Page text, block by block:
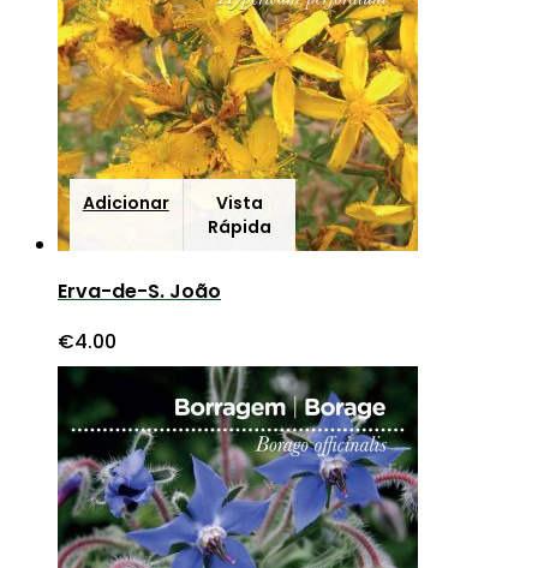
Adicionar
Vista
Rápida
Erva-de-S. João
€4.00